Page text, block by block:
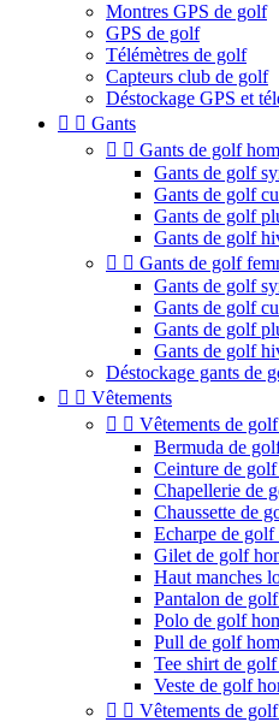
Montres GPS de golf
GPS de golf
Télémètres de golf
Capteurs club de golf
Déstockage GPS et
  Gants
  Gants de golf
Gants de golf
Gants de golf
Gants de golf
Gants de golf
  Gants de golf
Gants de golf
Gants de golf
Gants de golf
Gants de golf
Déstockage gants de
  Vêtements
  Vêtements de
Bermuda de
Ceinture de
Chapellerie de
Chaussette de
Echarpe de golf
Gilet de golf
Haut manches
Pantalon de
Polo de golf
Pull de golf
Tee shirt de
Veste de golf
  Vêtements de